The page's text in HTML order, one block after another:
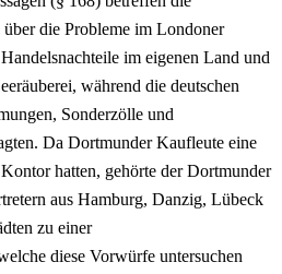
die Probleme im Londoner
im eigenen Land und
während die deutschen
Sonderzölle und
Da Dortmunder Kaufleute eine
hatten, gehörte der Dortmunder
aus Hamburg, Danzig, Lübeck
zu einer
diese Vorwürfe untersuchen